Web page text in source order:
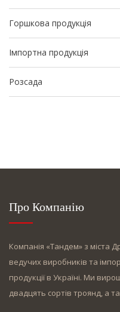
Горшкова продукція
Імпортна продукція
Розсада
Про Компанію
Компанія «Тандем» з міста
ведучих виробників та
продукції в Україні. Ми
двадцять сортів троянд, а